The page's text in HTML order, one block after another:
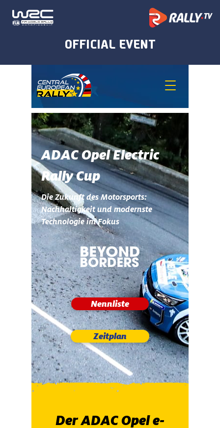
ADAC Opel Electric
Rally Cup
Die Zukunft des Motorsports:
Nachhaltigkeit und modernste
Technologie im Fokus
Nennliste
Zeitplan
Der ADAC Opel e-